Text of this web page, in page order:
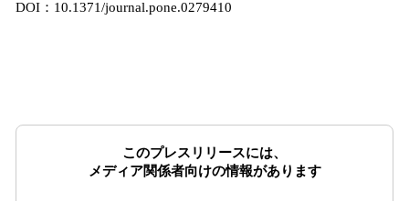
DOI：10.1371/journal.pone.0279410
このプレスリリースには、
メディア関係者向けの情報があります